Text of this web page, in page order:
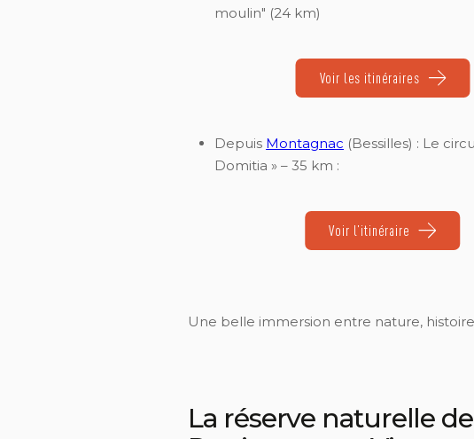
moulin" (24 km)
Voir les itinéraires
Depuis Montagnac (Bessilles) : Le
Domitia » – 35 km :
Voir l’itinéraire
Une belle immersion entre nature,
La réserve naturelle